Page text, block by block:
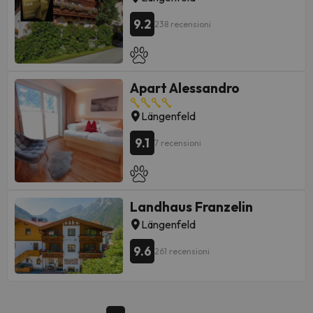
9.2 238 recensioni
Apart Alessandro
Längenfeld
9.1 7 recensioni
Landhaus Franzelin
Längenfeld
9.6 261 recensioni